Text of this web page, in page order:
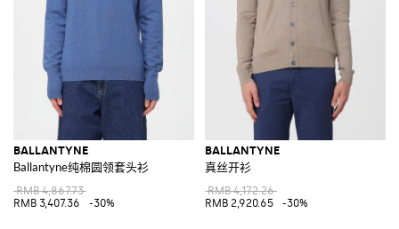
BALLANTYNE
Ballantyne纯棉圆领套头衫
RMB 4,867.73
RMB 3,407.36
-30%
BALLANTYNE
真丝开衫
RMB 4,172.26
RMB 2,920.65
-30%